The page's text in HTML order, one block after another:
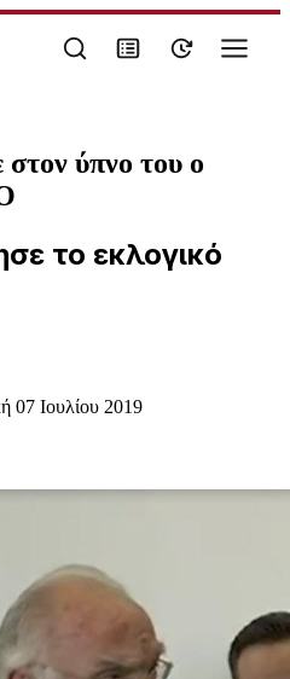
ύπνο του ο
το εκλογικό
07 Ιουλίου 2019